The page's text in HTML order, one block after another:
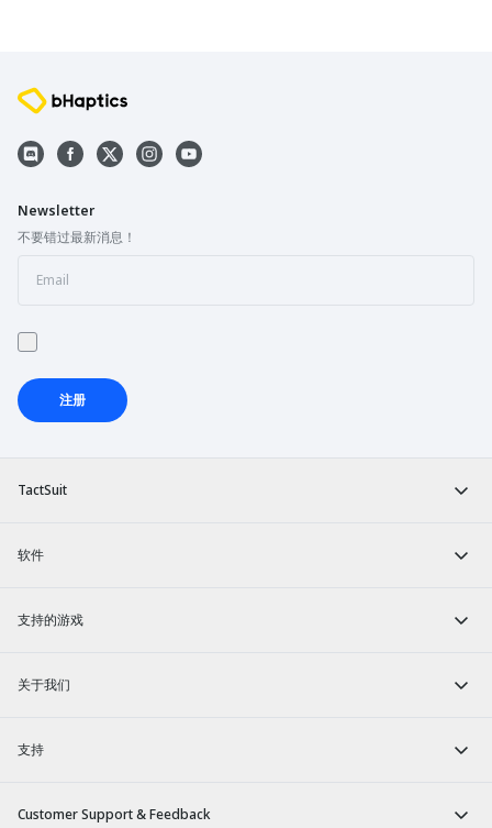
TactSuit
软件
支持的游戏
关于我们
支持
Customer Support & Feedback
Newsletter
不要错过最新消息！
注册